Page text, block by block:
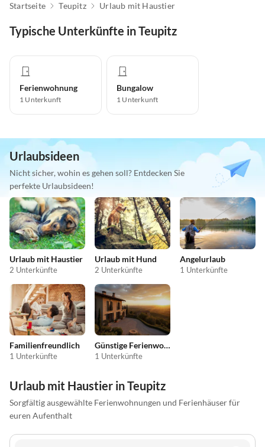
Startseite Teupitz Urlaub mit Haustier
Typische Unterkünfte in Teupitz
Ferienwohnung
1 Unterkunft
Bungalow
1 Unterkunft
Urlaubsideen
Nicht sicher, wohin es gehen soll? Entdecken Sie
perfekte Urlaubsideen!
Urlaub mit Haustier
2 Unterkünfte
Urlaub mit Hund
2 Unterkünfte
Angelurlaub
1 Unterkünfte
Familienfreundlich
1 Unterkünfte
Günstige Ferienwohnungen
1 Unterkünfte
Urlaub mit Haustier in Teupitz
Sorgfältig ausgewählte Ferienwohnungen und Ferienhäuser für
euren Aufenthalt